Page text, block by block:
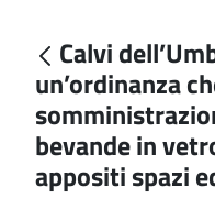
Calvi
un’ordinanza
bevande in
appositi spazi